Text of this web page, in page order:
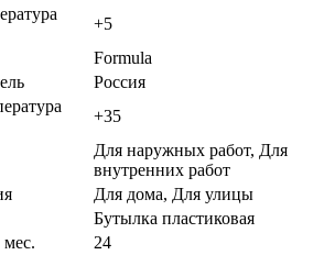
+5
Formula
Россия
+35
Для наружных работ, Для
внутренних работ
Для дома, Для улицы
Бутылка пластиковая
24